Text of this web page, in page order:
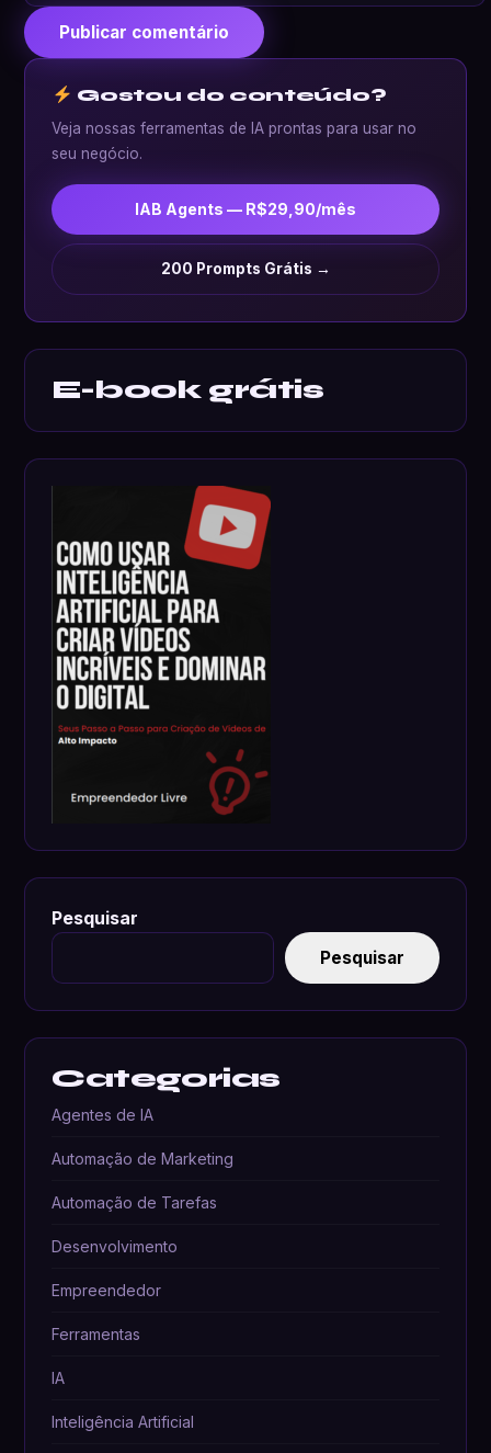
Gostou do conteúdo?
Veja nossas ferramentas de IA prontas para usar no
seu negócio.
IAB Agents — R$29,90/mês
200 Prompts Grátis →
E-book grátis
Pesquisar
Pesquisar
Categorias
Agentes de IA
Automação de Marketing
Automação de Tarefas
Desenvolvimento
Empreendedor
Ferramentas
IA
Inteligência Artificial